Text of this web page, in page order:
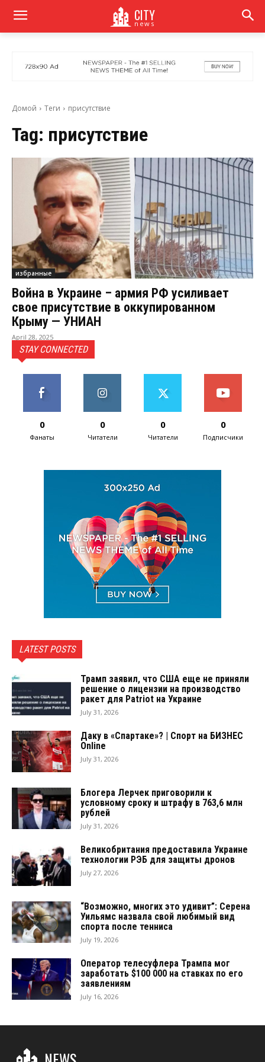
CITY
news
Домой Теги присутствие
Tag: присутствие
избранные
Война в Украине – армия РФ усиливает
свое присутствие в оккупированном
Крыму — УНИАН
April 28, 2025
STAY CONNECTED
0
Фанаты
0
Читатели
0
Читатели
0
Подписчики
LATEST POSTS
Трамп заявил, что США еще не приняли
решение о лицензии на производство
ракет для Patriot на Украине
July 31, 2026
Даку в «Спартаке»? | Спорт на БИЗНЕС
Online
July 31, 2026
Блогера Лерчек приговорили к
условному сроку и штрафу в 763,6 млн
рублей
July 31, 2026
Великобритания предоставила Украине
технологии РЭБ для защиты дронов
July 27, 2026
“Возможно, многих это удивит”: Серена
Уильямс назвала свой любимый вид
спорта после тенниса
July 19, 2026
Оператор телесуфлера Трампа мог
заработать $100 000 на ставках по его
заявлениям
July 16, 2026